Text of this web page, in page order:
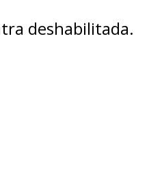
deshabilitada.